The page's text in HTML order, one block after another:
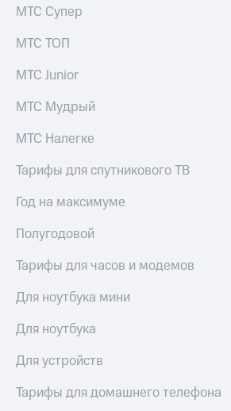
акционеров
Личный
кабинет
Акционерный
капитал
Контроль
и
Рынок
Программа
Порядок
акций
Рынок
Описание
Еврооблигации-2023
о
погашении
МТС Супер
МТС ТОП
МТС Junior
МТС Мудрый
МТС Налегке
Тарифы для спутникового ТВ
Год на максимуме
Полугодовой
Тарифы для часов и модемов
Для ноутбука мини
Для ноутбука
Для устройств
Тарифы для домашнего телефона